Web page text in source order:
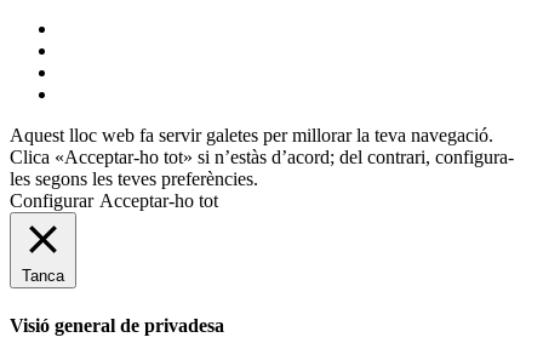
Aquest lloc web fa servir galetes per millorar la teva navegació.
Clica «Acceptar-ho tot» si n’estàs d’acord; del contrari, configura-
les segons les teves preferències.
Configurar Acceptar-ho tot
Tanca
Visió general de privadesa